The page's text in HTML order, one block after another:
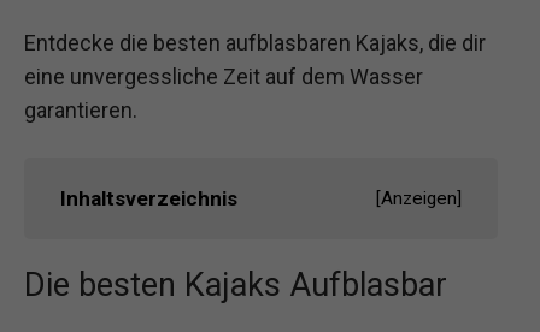
Entdecke die besten aufblasbaren Kajaks, die dir
eine unvergessliche Zeit auf dem Wasser
garantieren.
Inhaltsverzeichnis [Anzeigen]
Die besten Kajaks Aufblasbar